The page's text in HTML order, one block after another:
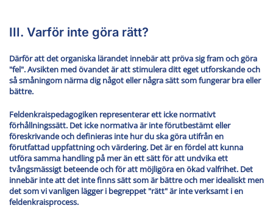
III. Varför inte göra rätt?
Därför att det organiska lärandet innebär att pröva sig fram och göra
"fel". Avsikten med övandet är att stimulera ditt eget utforskande och
så småningom närma dig något eller några sätt som fungerar bra eller
bättre.
Feldenkraispedagogiken representerar ett icke normativt
förhållningssätt. Det icke normativa är inte förutbestämt eller
föreskrivande och definieras inte hur du ska göra utifrån en
förutfattad uppfattning och värdering. Det är en fördel att kunna
utföra samma handling på mer än ett sätt för att undvika ett
tvångsmässigt beteende och för att möjligöra en ökad valfrihet. Det
innebär inte att det inte finns sätt som är bättre och mer idealiskt men
det som vi vanligen lägger i begreppet "rätt" är inte verksamt i en
feldenkraisprocess.